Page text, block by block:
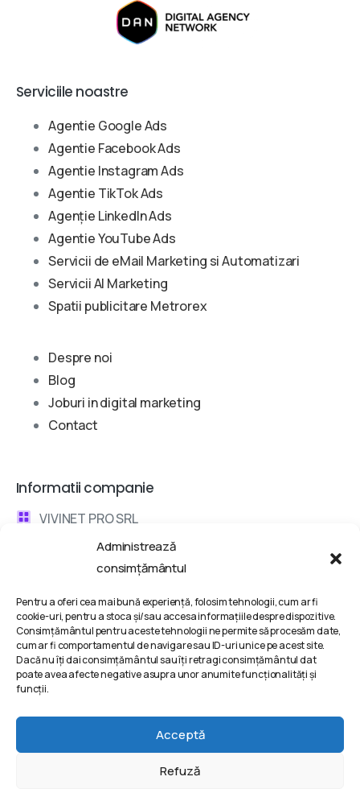
Administrează
consimțământul
Pentru a oferi cea mai bună experiență, folosim tehnologii, cum ar fi
cookie-uri, pentru a stoca și/sau accesa informațiile despre dispozitive.
Consimțământul pentru aceste tehnologii ne permite să procesăm date,
cum ar fi comportamentul de navigare sau ID-uri unice pe acest site.
Dacă nu îți dai consimțământul sau îți retragi consimțământul dat
poate avea afecte negative asupra unor anumite funcționalități și
funcții.
Acceptă
Refuză
Serviciile noastre
Agentie Google Ads
Agentie Facebook Ads
Agentie Instagram Ads
Agentie TikTok Ads
Agenție LinkedIn Ads
Agentie YouTube Ads
Servicii de eMail Marketing si Automatizari
Servicii AI Marketing
Spatii publicitare Metrorex
Despre noi
Blog
Joburi in digital marketing
Contact
Informatii companie
VIVINET PRO SRL
Bd. Metalurgiei 132, Bucharest, Romania
Discuta cu un consultant
Termeni si conditii
Politica de Confidentialitate